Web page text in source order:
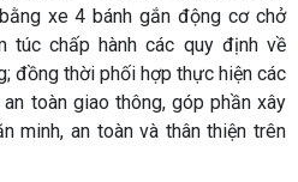
xe 4 bánh gắn động cơ chở
túc chấp hành các quy định về
đồng thời phối hợp thực hiện các
toàn giao thông, góp phần xây
minh, an toàn và thân thiện trên